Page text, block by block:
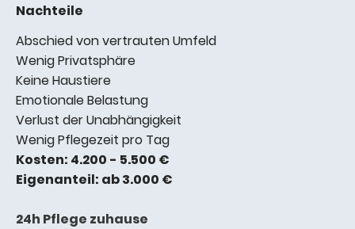
Nachteile
Abschied von vertrauten Umfeld
Wenig Privatsphäre
Keine Haustiere
Emotionale Belastung
Verlust der Unabhängigkeit
Wenig Pflegezeit pro Tag
Kosten: 4.200 - 5.500 €
Eigenanteil: ab 3.000 €
24h Pflege zuhause